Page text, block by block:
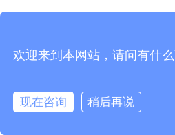
4、是否有堵塞，影响水流量。
冷却设备
欢迎来到本网站，请问有什
现在咨询 稍后再说